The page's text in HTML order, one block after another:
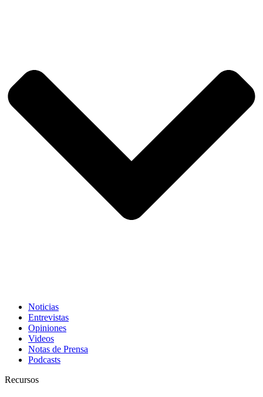
Noticias
Entrevistas
Opiniones
Videos
Notas de Prensa
Podcasts
Recursos